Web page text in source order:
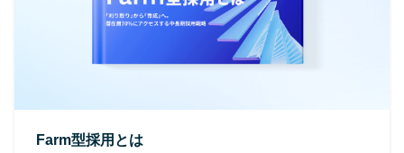
Farm型採用とは